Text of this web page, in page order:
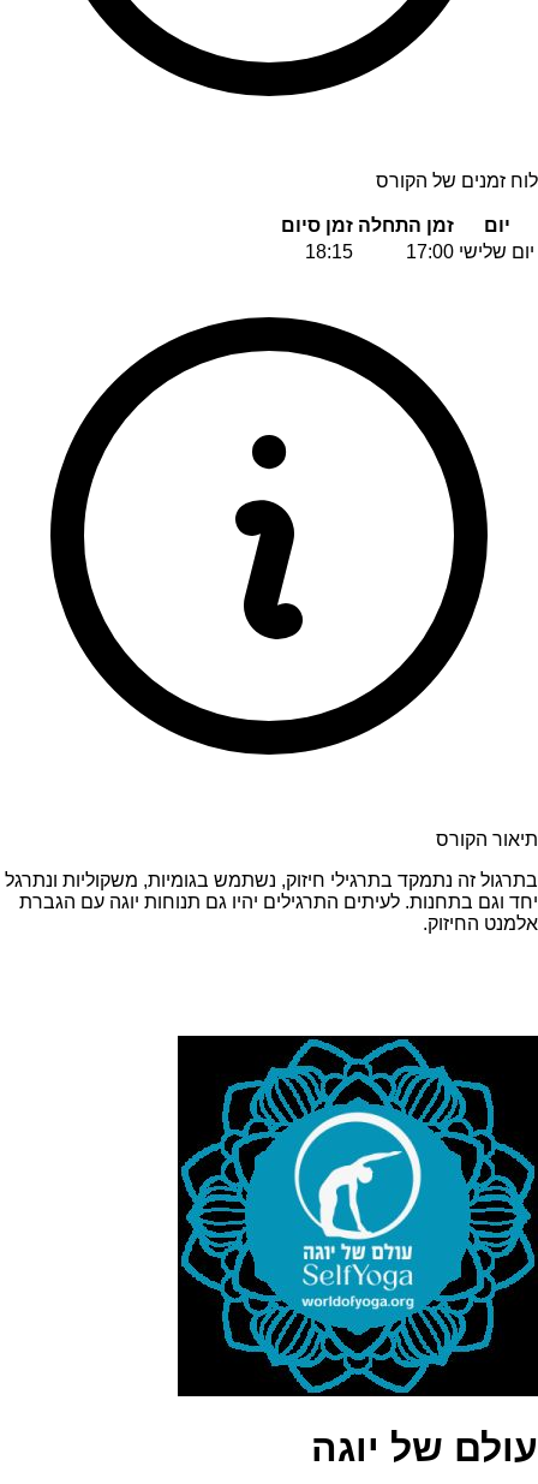
לוח זמנים של הקורס
יום זמן התחלה זמן סיום
יום שלישי 17:00
18:15
תיאור הקורס
בתרגול זה נתמקד בתרגילי חיזוק, נשתמש בגומיות, משקוליות ונתרגל
יחד וגם בתחנות. לעיתים התרגילים יהיו גם תנוחות יוגה עם הגברת
אלמנט החיזוק.
עולם של יוגה